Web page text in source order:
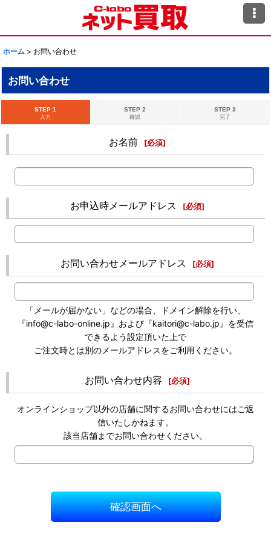
ホーム > お問い合わせ
お問い合わせ
STEP 1
入力
STEP 2
確認
STEP 3
完了
お名前 [必須]
お申込時メールアドレス [必須]
お問い合わせメールアドレス [必須]
「メールが届かない」などの場合、ドメイン解除を行い、
『info@c-labo-online.jp』および『kaitori@c-labo.jp』を受信
できるよう設定頂いた上で
ご注文時とは別のメールアドレスをご利用ください。
お問い合わせ内容 [必須]
オンラインショップ以外の店舗に関するお問い合わせにはご返
信いたしかねます。
該当店舗までお問い合わせください。
確認画面へ